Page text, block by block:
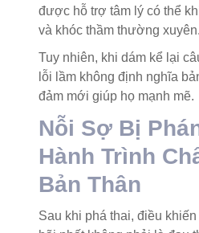
được hỗ trợ tâm lý có thể
và khóc thầm thường xuyên.
Tuy nhiên, khi dám kể lại
lỗi lầm không định nghĩa
đảm mới giúp họ mạnh mẽ.
Nỗi Sợ Bị
Hành Trình
Bản Thân
Sau khi phá thai, điều